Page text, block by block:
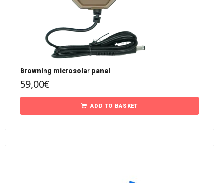
Browning microsolar panel
59,00€
ADD TO BASKET